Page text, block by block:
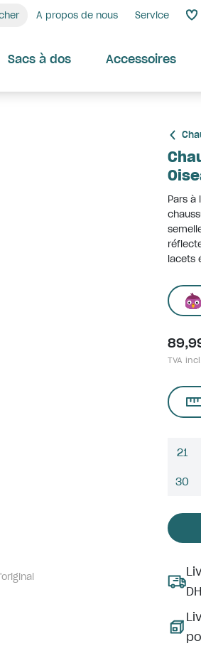
A propos de nous Service
Sacs à dos Accessoires
Pars à
lacets
TVA
21
30